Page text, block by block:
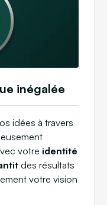
inégalée
idées à travers
votre identité
des résultats
votre vision